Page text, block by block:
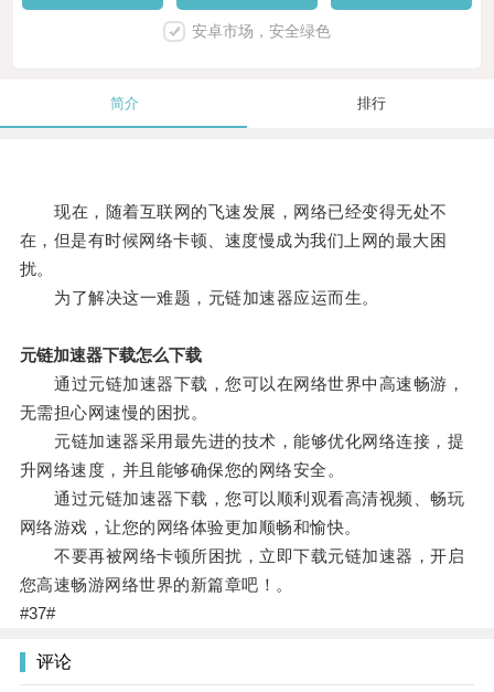
安卓市场，安全绿色
简介 排行
现在，随着互联网的飞速发展，网络已经变得无处不
在，但是有时候网络卡顿、速度慢成为我们上网的最大困
扰。
为了解决这一难题，元链加速器应运而生。
元链加速器下载怎么下载
通过元链加速器下载，您可以在网络世界中高速畅游，
无需担心网速慢的困扰。
元链加速器采用最先进的技术，能够优化网络连接，提
升网络速度，并且能够确保您的网络安全。
通过元链加速器下载，您可以顺利观看高清视频、畅玩
网络游戏，让您的网络体验更加顺畅和愉快。
不要再被网络卡顿所困扰，立即下载元链加速器，开启
您高速畅游网络世界的新篇章吧！。
#37#
评论